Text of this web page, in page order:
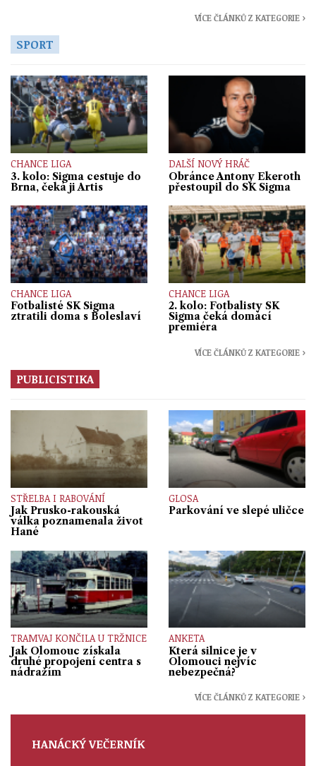
VÍCE ČLÁNKŮ Z KATEGORIE ›
SPORT
CHANCE LIGA
3. kolo: Sigma cestuje do
Brna, čeká ji Artis
DALŠÍ NOVÝ HRÁČ
Obránce Antony Ekeroth
přestoupil do SK Sigma
CHANCE LIGA
Fotbalisté SK Sigma
ztratili doma s Boleslaví
CHANCE LIGA
2. kolo: Fotbalisty SK
Sigma čeká domácí
premiéra
VÍCE ČLÁNKŮ Z KATEGORIE ›
PUBLICISTIKA
STŘELBA I RABOVÁNÍ
Jak Prusko-rakouská
válka poznamenala život
Hané
GLOSA
Parkování ve slepé uličce
TRAMVAJ KONČILA U TRŽNICE
Jak Olomouc získala
druhé propojení centra s
nádražím
ANKETA
Která silnice je v
Olomouci nejvíc
nebezpečná?
VÍCE ČLÁNKŮ Z KATEGORIE ›
HANÁCKÝ VEČERNÍK